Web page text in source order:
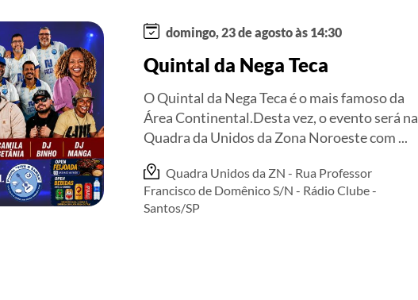
domingo, 23 de agosto às 14:30
Quintal da Nega Teca
O Quintal da Nega Teca é o mais famoso da
Área Continental.Desta vez, o evento será na
Quadra da Unidos da Zona Noroeste com ...
Quadra Unidos da ZN - Rua Professor
Francisco de Domênico S/N - Rádio Clube -
Santos/SP